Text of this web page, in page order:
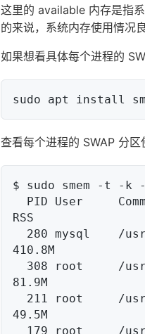
这里的 available 内存是指
的来说，系统内存使用情况
如果想看具体每个进程的
查看每个进程的 SWAP 分区
$ sudo smem -t -
RSS
410.8M
81.9M
49.5M